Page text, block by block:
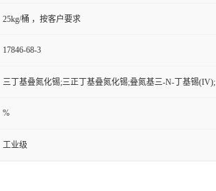
25kg/桶 ，按客户要求
17846-68-3
三丁基叠氮化锡;三正丁基叠氮化锡;叠氮基三-N-丁基锡(IV);
%
工业级